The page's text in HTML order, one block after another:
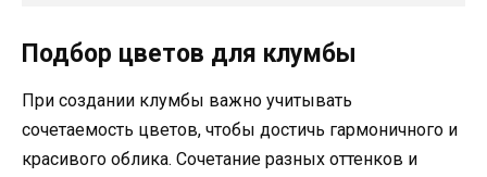
Подбор цветов для клумбы
При создании клумбы важно учитывать
сочетаемость цветов, чтобы достичь гармоничного и
красивого облика. Сочетание разных оттенков и